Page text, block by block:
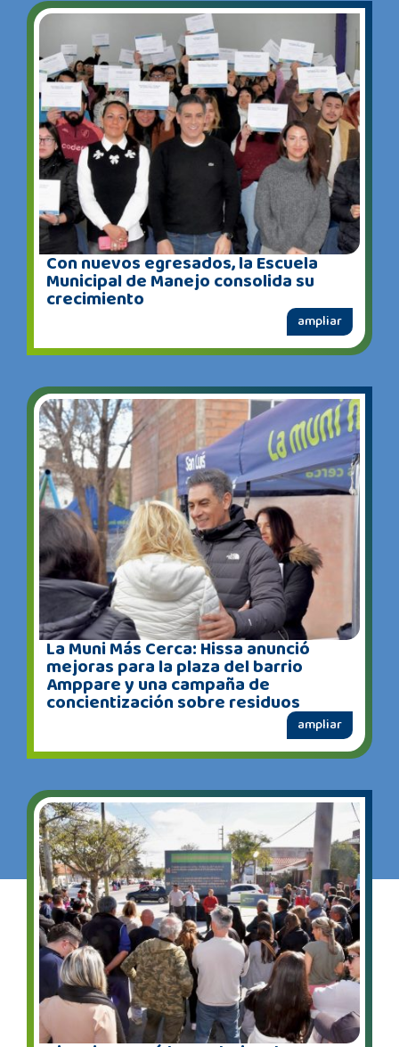
Con nuevos egresados, la Escuela
Municipal de Manejo consolida su
crecimiento
ampliar
La Muni Más Cerca: Hissa anunció
mejoras para la plaza del barrio
Amppare y una campaña de
concientización sobre residuos
ampliar